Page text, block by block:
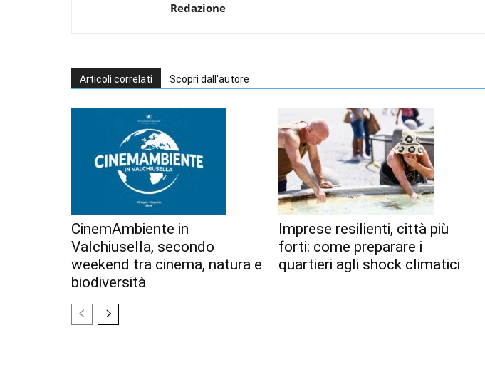
Redazione
Articoli correlati Scopri dall'autore
CinemAmbiente in
Valchiusella, secondo
weekend tra cinema, natura e
biodiversità
Imprese resilienti, città più
forti: come preparare i
quartieri agli shock climatici